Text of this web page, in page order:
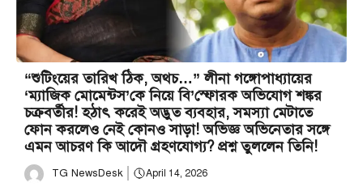
“শুটিংয়ের তারিখ ঠিক, অথচ…” লীনা গঙ্গোপাধ্যায়ের
‘ম্যাজিক মোমেন্টস’কে নিয়ে বি’স্ফোরক অভিযোগ শঙ্কর
চক্রবর্তীর! হঠাৎ করেই অদ্ভুত ব্যবহার, সমস্যা মেটাতে
ফোন করলেও নেই কোনও সাড়া! অভিজ্ঞ অভিনেতার সঙ্গে
এমন আচরণ কি আদৌ গ্রহণযোগ্য? প্রশ্ন তুললেন তিনি!
TG NewsDesk April 14, 2026